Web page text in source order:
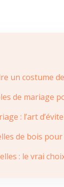
un costume
de mariage
: l’art
de bois
: le vrai